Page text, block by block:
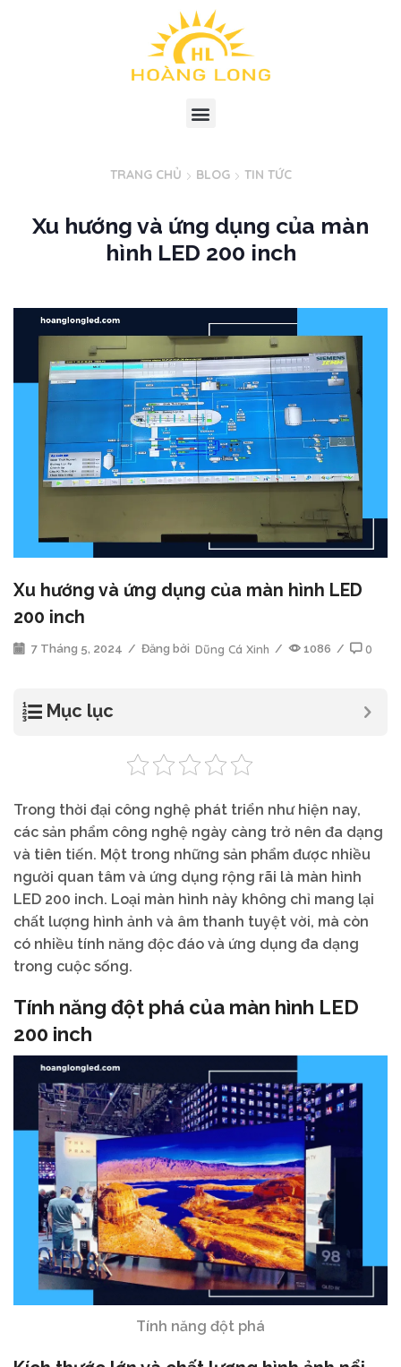
TRANG CHỦ BLOG TIN TỨC
Xu hướng và ứng dụng của màn
hình LED 200 inch
Xu hướng và ứng dụng của màn hình LED
200 inch
7 Tháng 5, 2024 / Đăng bởi Dũng Cá Xinh / 1086 / 0
Mục lục
Trong thời đại công nghệ phát triển như hiện nay,
các sản phẩm công nghệ ngày càng trở nên đa dạng
và tiên tiến. Một trong những sản phẩm được nhiều
người quan tâm và ứng dụng rộng rãi là màn hình
LED 200 inch. Loại màn hình này không chỉ mang lại
chất lượng hình ảnh và âm thanh tuyệt vời, mà còn
có nhiều tính năng độc đáo và ứng dụng đa dạng
trong cuộc sống.
Tính năng đột phá của màn hình LED
200 inch
Tính năng đột phá